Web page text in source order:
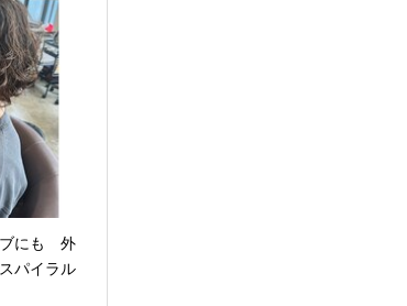
ブにも 外
パイラル